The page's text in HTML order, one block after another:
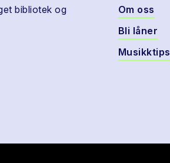
bibliotek og
Om oss
Bli låner
Musikktips